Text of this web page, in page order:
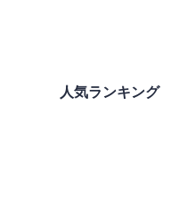
人気ランキング